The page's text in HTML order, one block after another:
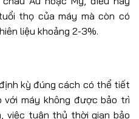
thọ của máy mà còn có
liệu khoảng 2-3%.
kỳ đúng cách có thể tiết
với máy không được bảo trì
việc tuân thủ thời gian bảo